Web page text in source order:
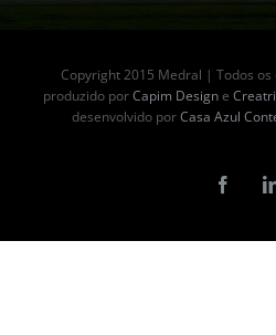
Copyright 2015 Medral | Todos
produzido porCapim Designe
desenvolvido porCasa Azul